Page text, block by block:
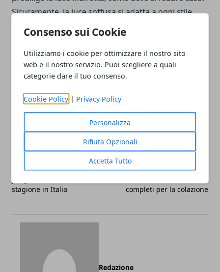
Consenso sui Cookie
Utilizziamo i cookie per ottimizzare il nostro sito
web e il nostro servizio. Puoi scegliere a quali
categorie dare il tuo consenso.
Cookie Policy | Privacy Policy
Personalizza
Rifiuta Opzionali
Accetta Tutto
Sicuramente, la luce soffusa si adatta a ogni stile,
però si fonde meglio negli ambienti moderni,
minimal o industrial chic.
Facebook
TwitterWhatsapp
Gare di enduro in e-bike, il
stagione in Italia
Tazzine da caffè,
irrinunciabili tra i servizi
completi per la colazione
Redazione